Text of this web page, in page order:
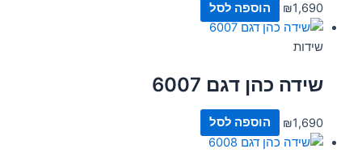
₪1,690 הוספה לסל
שידות
שידה כהן דגם 6007
₪1,690 הוספה לסל